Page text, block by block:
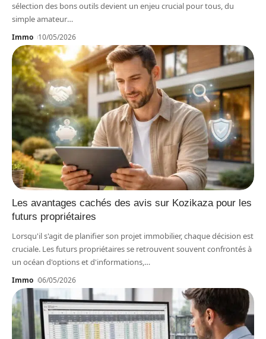
sélection des bons outils devient un enjeu crucial pour tous, du
simple amateur…
Immo 10/05/2026
Les avantages cachés des avis sur Kozikaza pour les
futurs propriétaires
Lorsqu'il s'agit de planifier son projet immobilier, chaque décision est
cruciale. Les futurs propriétaires se retrouvent souvent confrontés à
un océan d'options et d'informations,…
Immo 06/05/2026